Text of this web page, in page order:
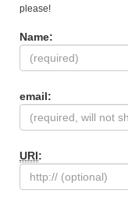
please!
Name:
email:
URI: